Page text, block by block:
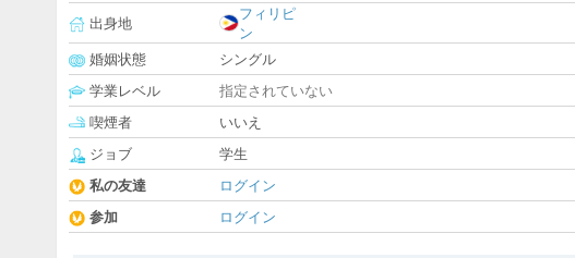
出身地
フィリピ
ン
婚姻状態
シングル
学業レベル
指定されていない
喫煙者
いいえ
ジョブ
学生
私の友達
ログイン
参加
ログイン